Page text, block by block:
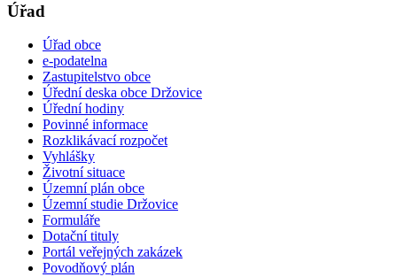
Úřad
Úřad obce
e-podatelna
Zastupitelstvo obce
Úřední deska obce Držovice
Úřední hodiny
Povinné informace
Rozklikávací rozpočet
Vyhlášky
Životní situace
Územní plán obce
Územní studie Držovice
Formuláře
Dotační tituly
Portál veřejných zakázek
Povodňový plán